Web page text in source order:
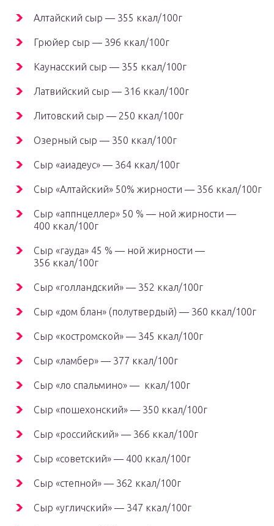
Алтайский сыр — 355 ккал/100г
Грюйер сыр — 396 ккал/100г
Каунасский сыр — 355 ккал/100г
Латвийский сыр — 316 ккал/100г
Литовский сыр — 250 ккал/100г
Озерный сыр — 350 ккал/100г
Сыр «аиадеус» — 364 ккал/100г
Сыр «Алтайский» 50% жирности — 356 ккал/100г
Сыр «аппнцеллер» 50 % — ной жирности —
400 ккал/100г
Сыр «гауда» 45 % — ной жирности —
356 ккал/100г
Сыр «голландский» — 352 ккал/100г
Сыр «дом блан» (полутвердый) — 360 ккал/100г
Сыр «костромской» — 345 ккал/100г
Сыр «ламбер» — 377 ккал/100г
Сыр «ло спальмино» — ккал/100г
Сыр «пошехонский» — 350 ккал/100г
Сыр «российский» — 366 ккал/100г
Сыр «советский» — 400 ккал/100г
Сыр «степной» — 362 ккал/100г
Сыр «угличский» — 347 ккал/100г